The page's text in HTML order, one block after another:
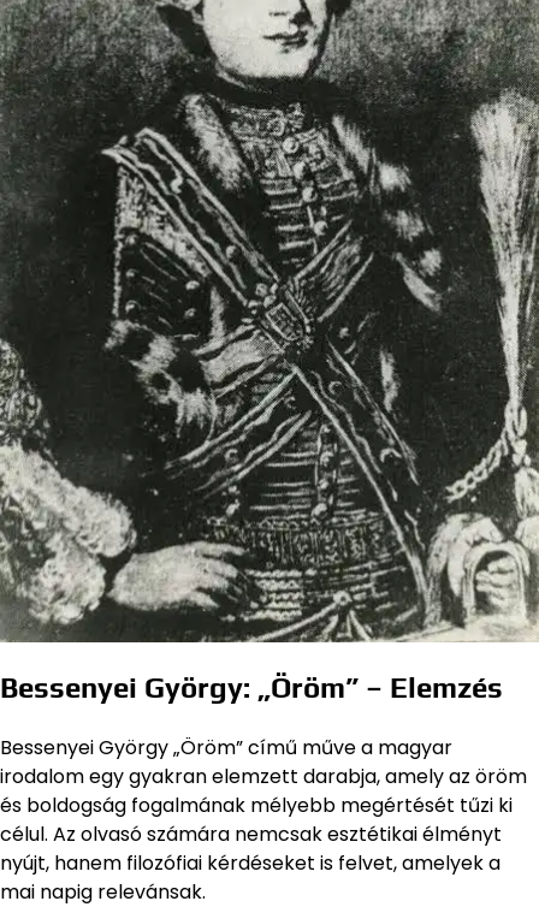
Bessenyei György: „Öröm” – Elemzés
Bessenyei György „Öröm” című műve a magyar
irodalom egy gyakran elemzett darabja, amely az öröm
és boldogság fogalmának mélyebb megértését tűzi ki
célul. Az olvasó számára nemcsak esztétikai élményt
nyújt, hanem filozófiai kérdéseket is felvet, amelyek a
mai napig relevánsak.